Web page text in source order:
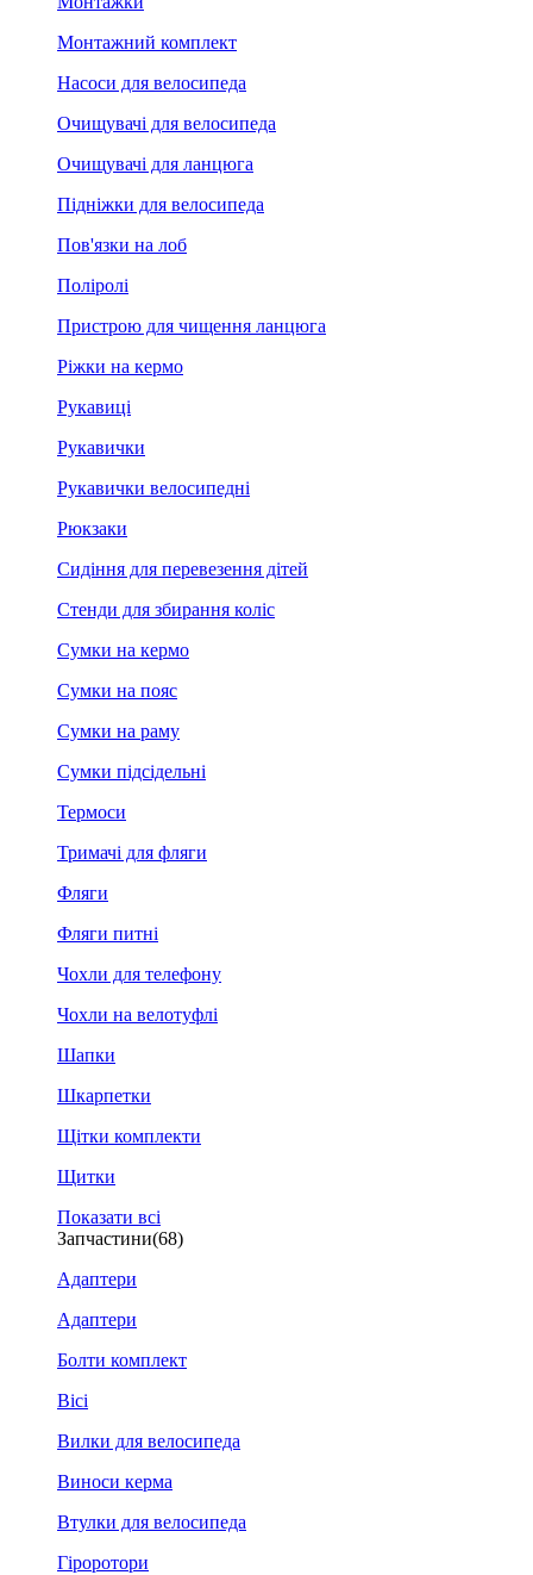
Монтажний комплект
Насоси для велосипеда
Очищувачі для велосипеда
Очищувачі для ланцюга
Підніжки для велосипеда
Пов'язки на лоб
Поліролі
Пристрою для чищення ланцюга
Ріжки на кермо
Рукавиці
Рукавички
Рукавички велосипедні
Рюкзаки
Сидіння для перевезення дітей
Стенди для збирання коліс
Сумки на кермо
Сумки на пояс
Сумки на раму
Сумки підсідельні
Термоси
Тримачі для фляги
Фляги
Фляги питні
Чохли для телефону
Чохли на велотуфлі
Шапки
Шкарпетки
Щітки комплекти
Щитки
Показати всі
Запчастини(68)
Адаптери
Адаптери
Болти комплект
Вісі
Вилки для велосипеда
Виноси керма
Втулки для велосипеда
Гіроротори